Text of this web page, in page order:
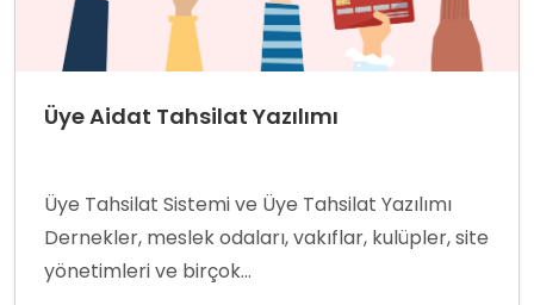
Üye Aidat Tahsilat Yazılımı
Üye Tahsilat Sistemi ve Üye Tahsilat Yazılımı
Dernekler, meslek odaları, vakıflar, kulüpler, site
yönetimleri ve birçok...